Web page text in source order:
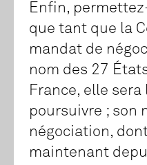
Enfin,
que tant que la
mandat de
nom des 27
France, elle
poursuivre ; son
négociation,
maintenant